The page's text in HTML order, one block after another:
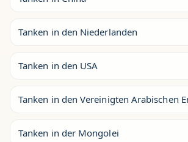
Tanken in den Niederlanden
Tanken in den USA
Tanken in den Vereinigten Arabischen
Tanken in der Mongolei